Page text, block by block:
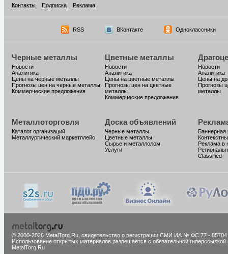
Контакты
Подписка Реклама
RSS ВКонтакте Одноклассники
Черные металлы
Новости
Аналитика
Цены на черные металлы
Прогнозы цен на черные металлы
Коммерческие предложения
Цветные металлы
Новости
Аналитика
Цены на цветные металлы
Прогнозы цен на цветные
металлы
Коммерческие предложения
Новости
Аналитика
Цены на
Прогнозы
металлы
Металлоторговля
Каталог организаций
Металлургический маркетплейс
Доска объявлений
Черные металлы
Цветные металлы
Сырье и металлолом
Услуги
Баннерная
Реклама в
Classified
© 2000-2026 MetalTorg.Ru, cвидетельство о регистрации СМИ ИА № ФС 77 - 85704
Использование открытых материалов разрешается с обязательной гиперссылкой
MetalTorg.Ru